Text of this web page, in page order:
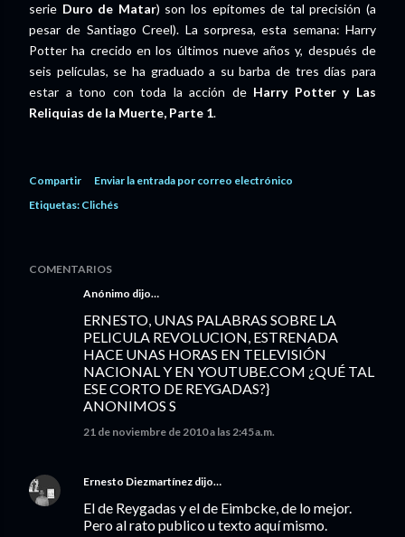
serie Duro de Matar) son los epítomes de tal precisión (a
pesar de Santiago Creel). La sorpresa, esta semana: Harry
Potter ha crecido en los últimos nueve años y, después de
seis películas, se ha graduado a su barba de tres días para
estar a tono con toda la acción de Harry Potter y Las
Reliquias de la Muerte, Parte 1.
Compartir
Enviar la entrada por correo electrónico
Etiquetas: Clichés
COMENTARIOS
Anónimo dijo…
ERNESTO, UNAS PALABRAS SOBRE LA
PELICULA REVOLUCION, ESTRENADA
HACE UNAS HORAS EN TELEVISIÓN
NACIONAL Y EN YOUTUBE.COM ¿QUÉ TAL
ESE CORTO DE REYGADAS?}
ANONIMOS S
21 de noviembre de 2010 a las 2:45 a.m.
Ernesto Diezmartínez dijo…
El de Reygadas y el de Eimbcke, de lo mejor.
Pero al rato publico u texto aquí mismo.